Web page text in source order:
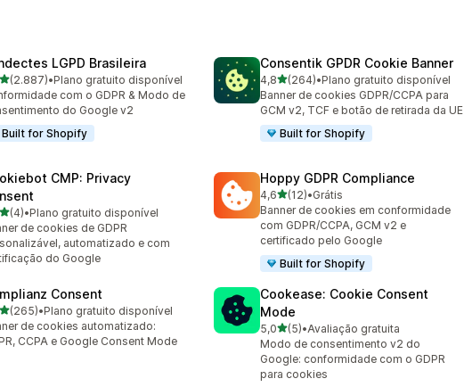
LGPD Brasileira
de 5 estrelas
(2.887)
avaliações ao todo
•Plano gratuito disponível
com o GDPR & Modo de
do Google v2
Built for Shopify
Consentik GPDR Cookie Banner
4,8de 5 estrelas
(264)
264 avaliações ao todo
•Plano gratuito disponível
Banner de cookies GDPR/CCPA para
GCM v2, TCF e botão de retirada da UE
Built for Shopify
CMP: Privacy
de 5 estrelas
(4) ao todo
•Plano gratuito disponível
de cookies de GDPR
automatizado e com
do Google
Hoppy GDPR Compliance
4,6de 5 estrelas
(12)
12 avaliações ao todo
•Grátis
Banner de cookies em conformidade
com GDPR/CCPA, GCM v2 e
certificado pelo Google
Built for Shopify
Consent
5 estrelas
(265)
avaliações ao todo
•Plano gratuito disponível
de cookies automatizado:
CCPA e Google Consent Mode
Cookease: Cookie Consent
Mode
5,0de 5 estrelas
(5)
5 avaliações ao todo
•Avaliação gratuita
Modo de consentimento v2 do
Google: conformidade com o GDPR
para cookies